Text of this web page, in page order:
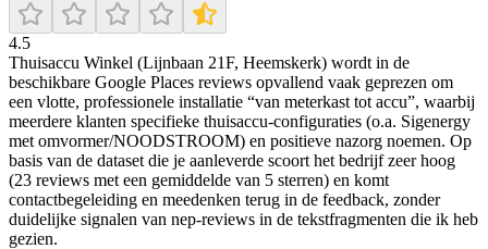
4.5
Thuisaccu Winkel (Lijnbaan 21F, Heemskerk) wordt in de
beschikbare Google Places reviews opvallend vaak geprezen om
een vlotte, professionele installatie “van meterkast tot accu”, waarbij
meerdere klanten specifieke thuisaccu-configuraties (o.a. Sigenergy
met omvormer/NOODSTROOM) en positieve nazorg noemen. Op
basis van de dataset die je aanleverde scoort het bedrijf zeer hoog
(23 reviews met een gemiddelde van 5 sterren) en komt
contactbegeleiding en meedenken terug in de feedback, zonder
duidelijke signalen van nep-reviews in de tekstfragmenten die ik heb
gezien.